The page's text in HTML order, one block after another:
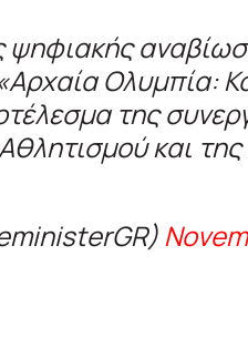
ψηφιακής
Ολυμπία:
της
και